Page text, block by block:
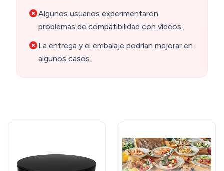
Algunos usuarios experimentaron
problemas de compatibilidad con vídeos.
La entrega y el embalaje podrían mejorar en
algunos casos.